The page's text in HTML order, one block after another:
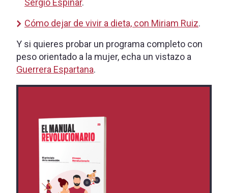
Sergio Espinar.
Cómo dejar de vivir a dieta, con Miriam Ruiz.
Y si quieres probar un programa completo con
peso orientado a la mujer, echa un vistazo a
Guerrera Espartana.